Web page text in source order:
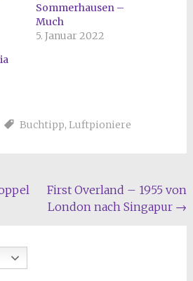
Sommerhausen –
Much
5. Januar 2022
Buchtipp, Luftpioniere
First Overland – 1955 von
London nach Singapur →